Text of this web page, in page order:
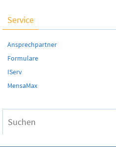
Service
Ansprechpartner
Formulare
IServ
MensaMax